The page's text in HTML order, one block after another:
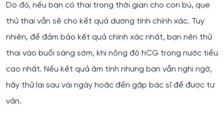
Do đó, nếu bạn có thai trong thời gian cho con bú, que
thử thai vẫn sẽ cho kết quả dương tính chính xác. Tuy
nhiên, để đảm bảo kết quả chính xác nhất, bạn nên thử
thai vào buổi sáng sớm, khi nồng độ hCG trong nước tiểu
cao nhất. Nếu kết quả âm tính nhưng bạn vẫn nghi ngờ,
hãy thử lại sau vài ngày hoặc đến gặp bác sĩ để được tư
vấn.